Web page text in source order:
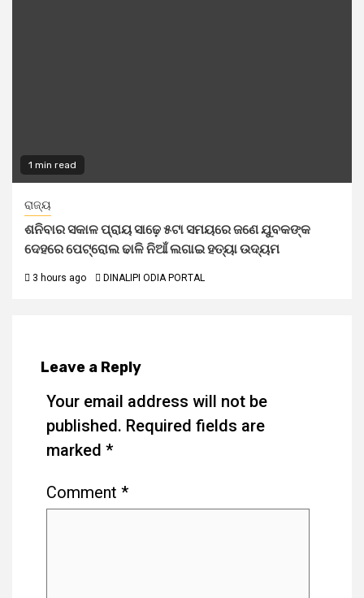
1 min read
ରାଜ୍ୟ
ଶନିବାର ସକାଳ ପ୍ରାୟ ସାଢ଼େ ୫ଟା ସମୟରେ ଜଣେ ଯୁବକଙ୍କ
ଦେହରେ ପେଟ୍ରୋଲ ଢାଳି ନିଆଁ ଲଗାଇ ହତ୍ୟା ଉଦ୍ୟମ
3 hours ago DINALIPI ODIA PORTAL
Leave a Reply
Your email address will not be
published. Required fields are
marked *
Comment *